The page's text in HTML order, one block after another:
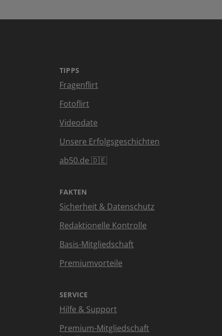
TIPPS
Fragenflirt
Fotoflirt
Videodate
Unsere Erfolgsgeschichten
ab50.de 🇩🇪
FAKTEN
Sicherheit & Datenschutz
Redaktionelle Kontrolle
Basis-Mitgliedschaft
Premiumvorteile
SERVICE
Hilfe & Support
Premium-Mitgliedschaft